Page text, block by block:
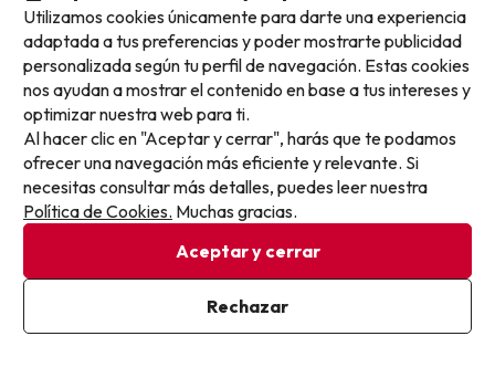
Ver en mapa
¿Eres de los que prefiere tenerlo todo planificado antes de
viajar? Puedes añadir a tu estancia chapuzones y
adrenalina en Aquopolis, o un paseo en catamarán para
vivir el Mediterráneo desde el mar.
También disponible con:
Entrada de 2 días a Aquopolis,
Salida en catamarán por la
mañana ¡con bebida incluida! (Cambrils)
Cancelación GRATIS hasta 8 días antes
1 noche desde
Utilizamos cookies únicamente para darte una experiencia
adaptada a tus preferencias y poder mostrarte publicidad
personalizada según tu perfil de navegación. Estas cookies
nos ayudan a mostrar el contenido en base a tus intereses y
optimizar nuestra web para ti.
Al hacer clic en "Aceptar y cerrar", harás que te podamos
ofrecer una navegación más eficiente y relevante. Si
necesitas consultar más detalles, puedes leer nuestra
Política de Cookies. Muchas gracias.
Aceptar y cerrar
Rechazar